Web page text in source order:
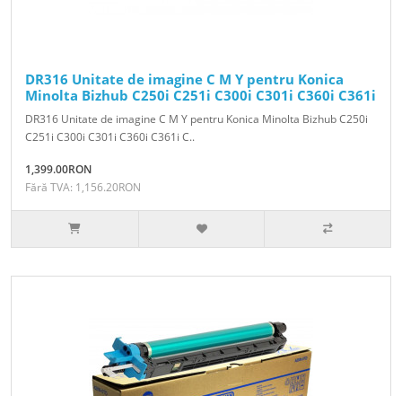
DR316 Unitate de imagine C M Y pentru Konica
Minolta Bizhub C250i C251i C300i C301i C360i C361i
DR316 Unitate de imagine C M Y pentru Konica Minolta Bizhub C250i
C251i C300i C301i C360i C361i C..
1,399.00RON
Fără TVA: 1,156.20RON